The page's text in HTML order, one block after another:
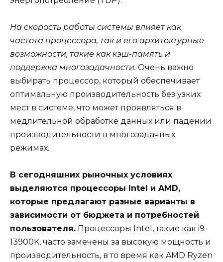
На скорость работы системы влияет как
частота процессора, так и его архитектурные
возможности, такие как кэш-память и
поддержка многозадачности. Очень важно
выбирать процессор, который обеспечивает
оптимальную производительность без узких
мест в системе, что может проявляться в
медлительной обработке данных или падении
производительности в многозадачных
режимах.
В сегодняшних рыночных условиях
выделяются процессоры Intel и AMD,
которые предлагают разные варианты в
зависимости от бюджета и потребностей
пользователя. Процессоры Intel, такие как i9-
13900K, часто замечены за высокую мощность и
производительность, в то время как AMD Ryzen